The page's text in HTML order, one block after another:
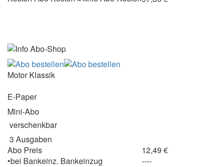
Motor Klassik
E-Paper
Mini-Abo
verschenkbar
3 Ausgaben
Abo Preis
12,49 €
•bei Bankeinz. Bankeinzug
----